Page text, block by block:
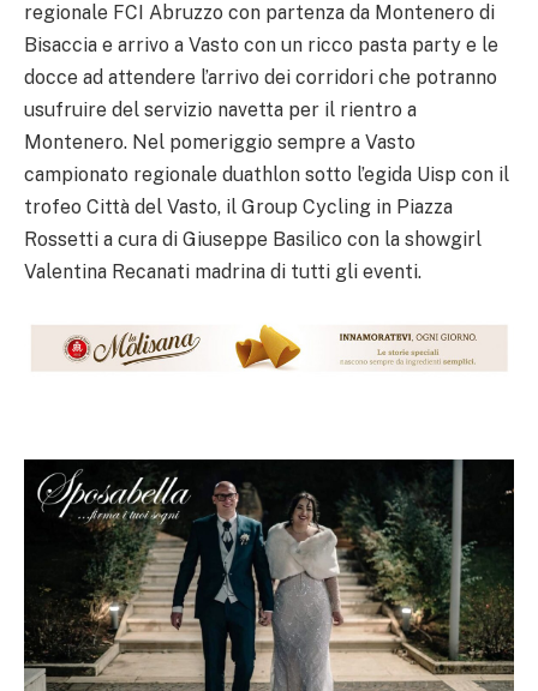
regionale FCI Abruzzo con partenza da Montenero di
Bisaccia e arrivo a Vasto con un ricco pasta party e le
docce ad attendere l’arrivo dei corridori che potranno
usufruire del servizio navetta per il rientro a
Montenero. Nel pomeriggio sempre a Vasto
campionato regionale duathlon sotto l’egida Uisp con il
trofeo Città del Vasto, il Group Cycling in Piazza
Rossetti a cura di Giuseppe Basilico con la showgirl
Valentina Recanati madrina di tutti gli eventi.